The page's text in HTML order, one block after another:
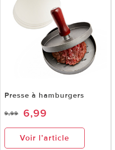
Presse à hamburgers
9,99 6,99
Voir l’article